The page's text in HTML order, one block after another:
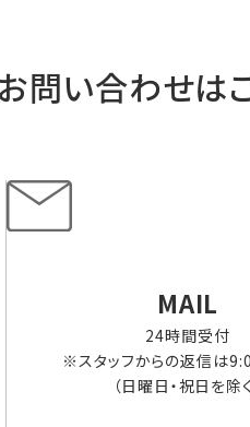
お問い合わせは
MAIL
24時間受付
※スタッフからの返信は
（日曜日・祝日を除く